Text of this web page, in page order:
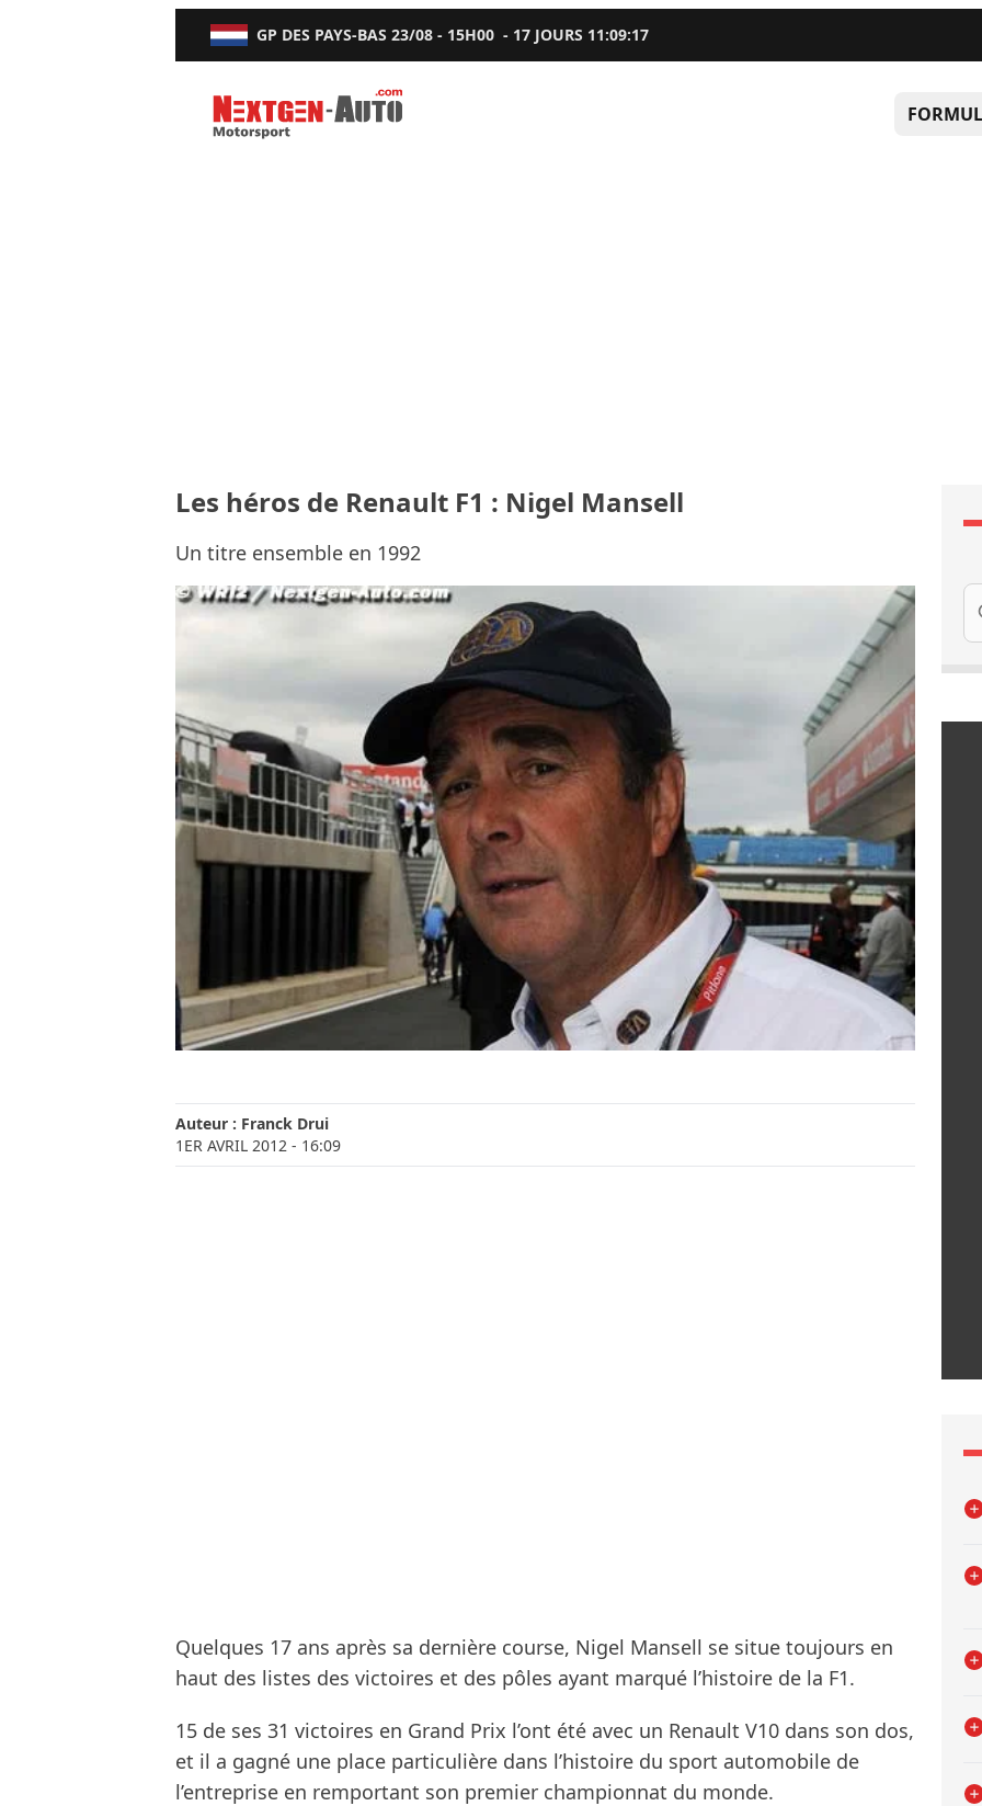
GP DES PAYS-BAS 23/08 - 15H00 - 17 JOURS 11:09:16
Nextgen-Auto.com
Les héros de Renault F1 : Nigel Mansell
Un titre ensemble en 1992
Auteur : Franck Drui
1ER AVRIL 2012 - 16:09
Quelques 17 ans après sa dernière course, Nigel Mansell se situe toujours en
haut des listes des victoires et des pôles ayant marqué l’histoire de la F1.
15 de ses 31 victoires en Grand Prix l’ont été avec un Renault V10 dans son dos,
et il a gagné une place particulière dans l’histoire du sport automobile de
l’entreprise en remportant son premier championnat du monde.